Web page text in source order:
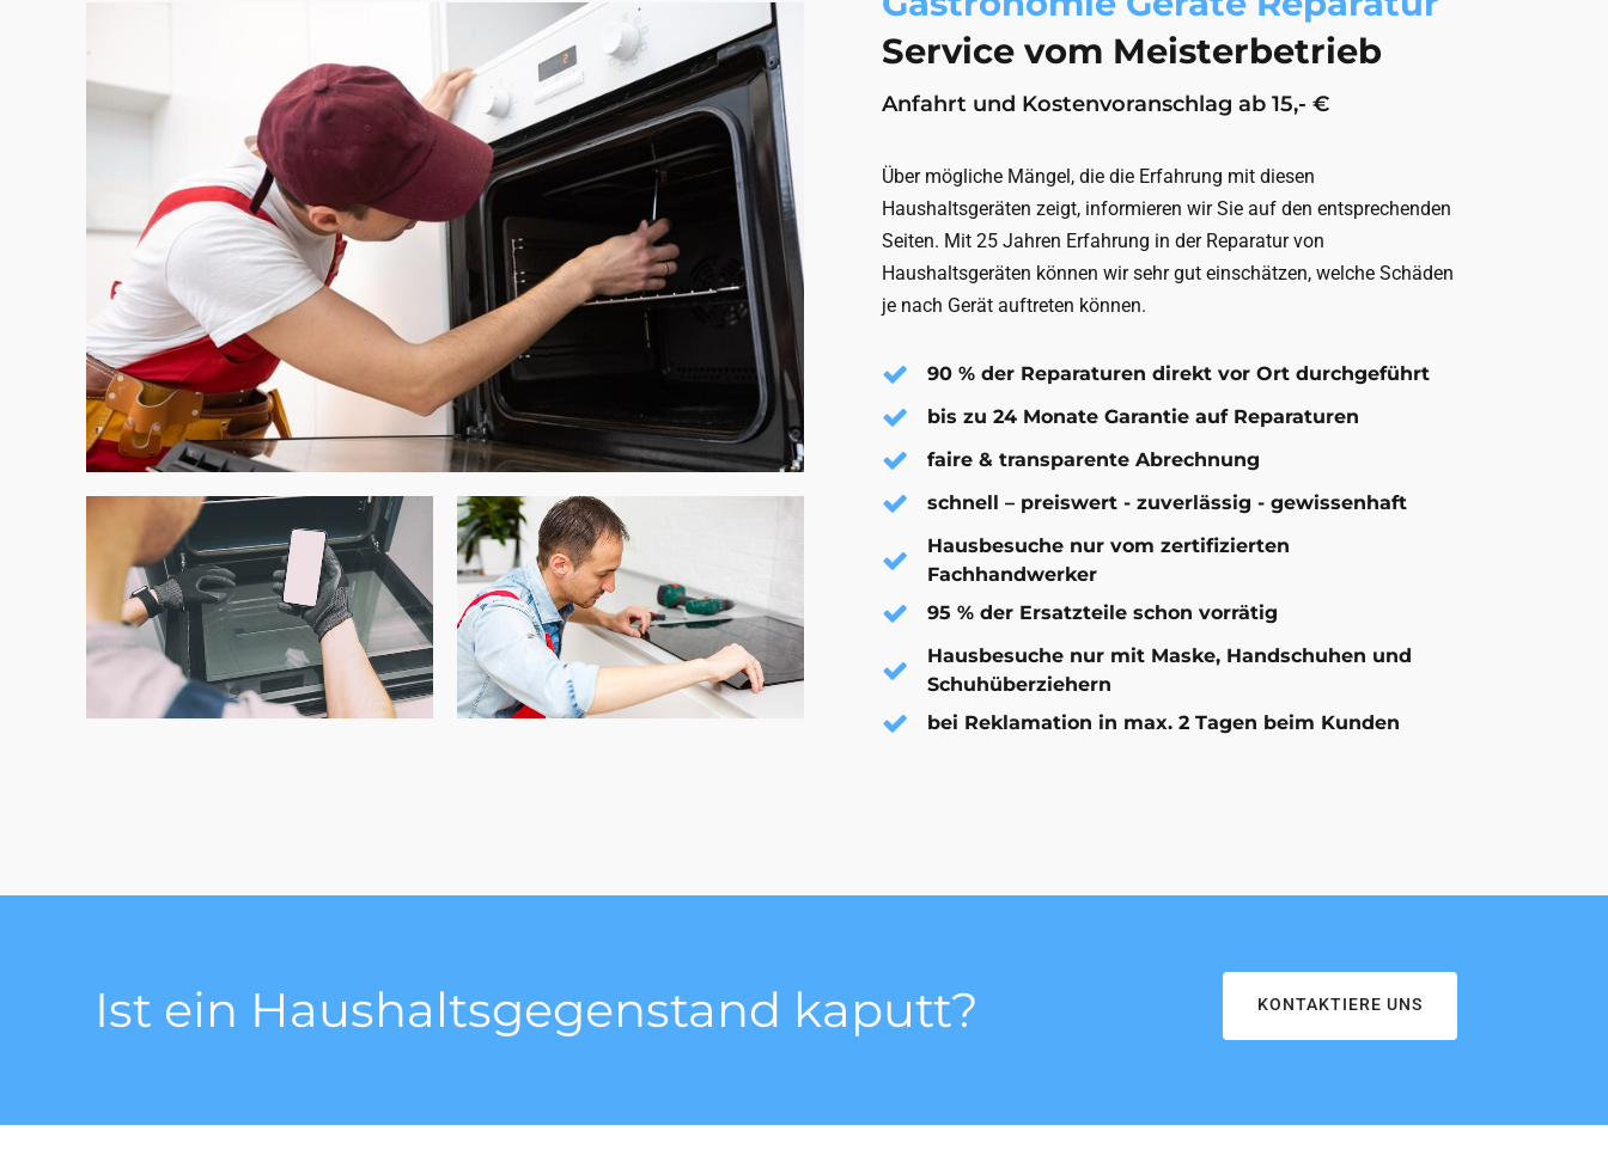
Service vom Meisterbetrieb
Anfahrt und Kostenvoranschlag ab 15,- €
Über mögliche Mängel, die die Erfahrung mit diesen
Haushaltsgeräten zeigt, informieren wir Sie auf den entsprechenden
Seiten. Mit 25 Jahren Erfahrung in der Reparatur von
Haushaltsgeräten können wir sehr gut einschätzen, welche Schäden
je nach Gerät auftreten können.
90 % der Reparaturen direkt vor Ort durchgeführt
bis zu 24 Monate Garantie auf Reparaturen
faire & transparente Abrechnung
schnell – preiswert - zuverlässig - gewissenhaft
Hausbesuche nur vom zertifizierten
Fachhandwerker
95 % der Ersatzteile schon vorrätig
Hausbesuche nur mit Maske, Handschuhen und
Schuhüberziehern
bei Reklamation in max. 2 Tagen beim Kunden
Ist ein Haushaltsgegenstand kaputt? KONTAKTIERE UNS